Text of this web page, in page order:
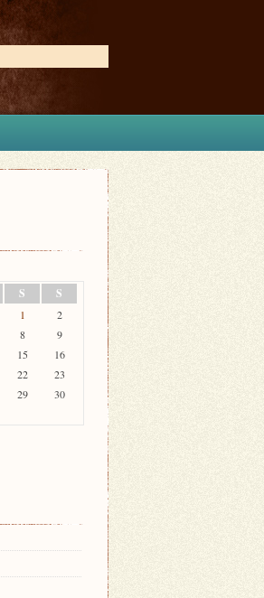
S S
1
2
8
9
15
16
22
23
29
30